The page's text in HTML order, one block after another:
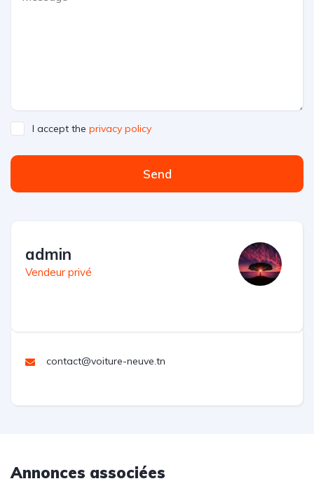
I accept the privacy policy
Send
admin
Vendeur privé
contact@voiture-neuve.tn
Annonces associées